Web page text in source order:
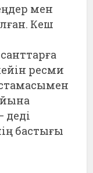
мен
Кеш
ресми
деді
бастығы